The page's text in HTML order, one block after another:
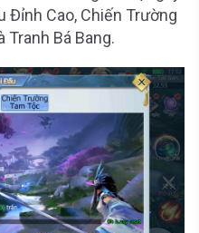
Đỉnh Cao, Chiến Trường
Tranh Bá Bang.